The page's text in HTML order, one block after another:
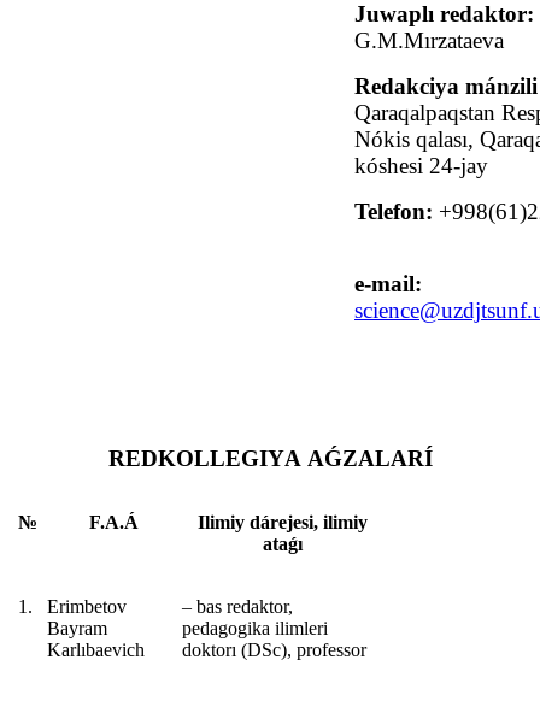
Juwaplı redaktor:
G.M.Mırzataeva
Redakciya
Qaraqalpaqstan
Nókis qalası,
kóshesi 24-jay
Telefon:
e-mail:
REDKOLLEGIYА AǴZALARÍ
№ F.A.Á
Ilimiy dárejesi, ilimiy
ataǵı
1.
Еrimbetov
Bayram
Karlıbaevich
‒ bas redaktor,
pedagogika ilimleri
doktorı (DSc), professor